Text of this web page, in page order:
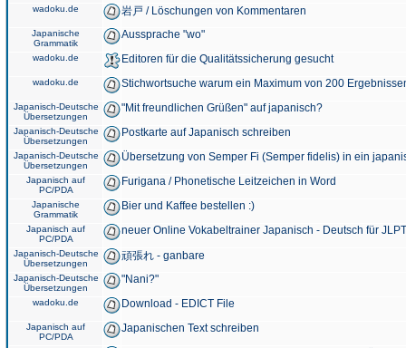
wadoku.de 岩戸 / Löschungen von Kommentaren
Japanische
Grammatik
Aussprache "wo"
wadoku.de Editoren für die Qualitätssicherung gesucht
wadoku.de Stichwortsuche warum ein Maximum von 200
Japanisch-Deutsche
Übersetzungen
"Mit freundlichen Grüßen" auf japanisch?
Japanisch-Deutsche
Übersetzungen
Postkarte auf Japanisch schreiben
Japanisch-Deutsche
Übersetzungen
Übersetzung von Semper Fi (Semper fidelis) in ein
Japanisch auf
PC/PDA
Furigana / Phonetische Leitzeichen in Word
Japanische
Grammatik
Bier und Kaffee bestellen :)
Japanisch auf
PC/PDA
neuer Online Vokabeltrainer Japanisch - Deutsch für
Japanisch-Deutsche
Übersetzungen
頑張れ - ganbare
Japanisch-Deutsche
Übersetzungen
"Nani?"
wadoku.de Download - EDICT File
Japanisch auf
PC/PDA
Japanischen Text schreiben